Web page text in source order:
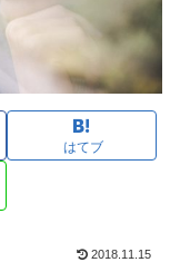
はてブ
2018.11.15